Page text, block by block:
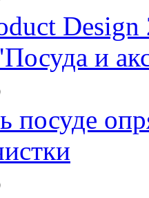
Design
и
посуде